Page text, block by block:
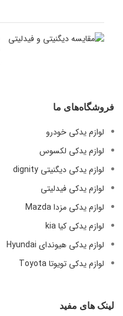
فروشگاه‌های ما
لوازم یدکی خودرو
لوازم یدکی لکسوس
لوازم یدکی دیگنیتی dignity
لوازم یدکی فیدلیتی
لوازم یدکی مزدا Mazda
لوازم یدکی کیا kia
لوازم یدکی هیوندای Hyundai
لوازم یدکی تویوتا Toyota
لینک های مفید